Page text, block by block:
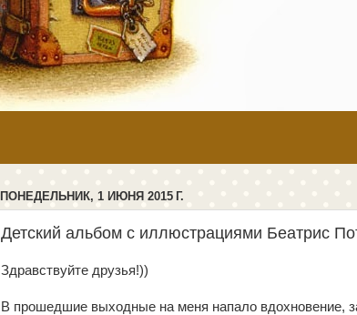
ПОНЕДЕЛЬНИК, 1 ИЮНЯ 2015 Г.
Детский альбом с иллюстрациями Беатрис
Здравствуйте друзья!))
В прошедшие выходные на меня напало вдохновение,